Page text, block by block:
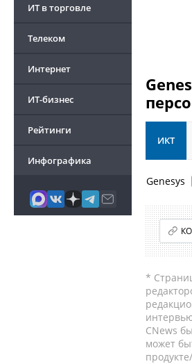
ИТ в торговле
Телеком
Интернет
ИТ-бизнес
Рейтинги
Инфографика
ИКТ
Genesys
*
CNews
может